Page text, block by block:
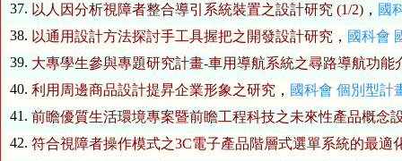
37. 以人因分析視障者整合導引系統裝置之設計研究 (1/2) ， 國
38. 以通用設計方法探討手工具握把之開發設計研究 ， 國科會
39. 大專學生參與專題研究計畫-車用導航系統之尋路導航功能
40. 利用周邊商品設計提昇企業形象之研究 ， 國科會 個別型計
41. 前瞻優質生活環境專案暨前瞻工程科技之未來性產品概念
42. 符合視障者操作模式之3C電子產品階層式選單系統的最適